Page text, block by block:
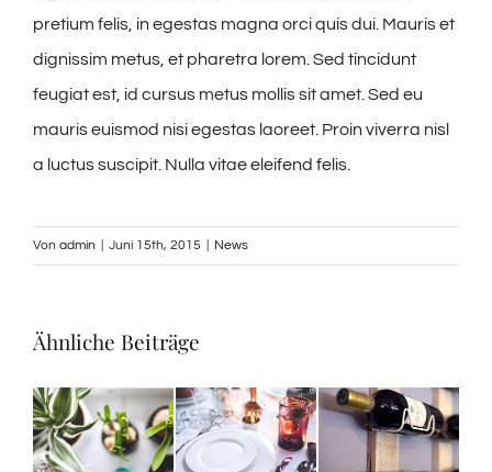
pretium felis, in egestas magna orci quis dui. Mauris et
dignissim metus, et pharetra lorem. Sed tincidunt
feugiat est, id cursus metus mollis sit amet. Sed eu
mauris euismod nisi egestas laoreet. Proin viverra nisl
a luctus suscipit. Nulla vitae eleifend felis.
Von admin Juni 15th, 2015 News
Ähnliche Beiträge